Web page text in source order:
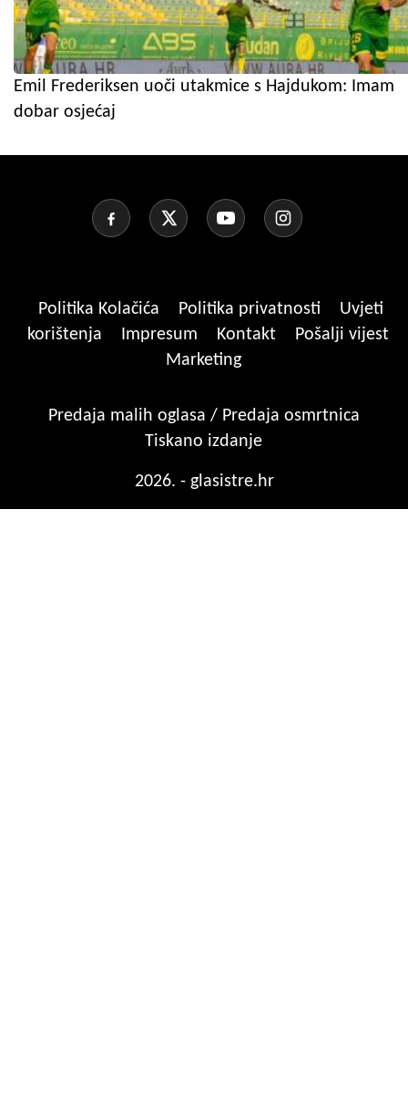
Emil Frederiksen uoči utakmice s Hajdukom: Imam
dobar osjećaj
Politika Kolačića Politika privatnosti
Uvjeti
korištenja
Impresum Kontakt
Pošalji vijest
Marketing
Predaja malih oglasa / Predaja osmrtnica
Tiskano izdanje
2026. - glasistre.hr